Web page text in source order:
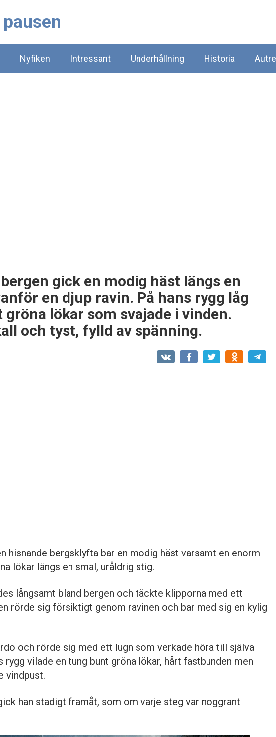
Nyfiken Intressant Underhållning Historia Autre
gick en modig häst längs en
en djup ravin. På hans rygg låg
lökar som svajade i vinden.
och tyst, fylld av spänning.
hisnande bergsklyfta bar en modig häst varsamt en enorm
lökar längs en smal, uråldrig stig.
långsamt bland bergen och täckte klipporna med ett
rörde sig försiktigt genom ravinen och bar med sig en kylig
och rörde sig med ett lugn som verkade höra till själva
rygg vilade en tung bunt gröna lökar, hårt fastbunden men
vindpust.
han stadigt framåt, som om varje steg var noggrant